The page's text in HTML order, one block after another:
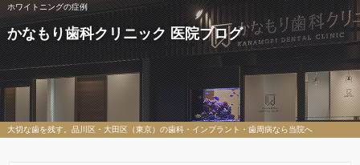
ホワイトニングの症例
かなもり歯科クリニック 医院ブログ
大切な歯を残す。品川区・大田区（東京）の歯科・インプラント・歯周病なら当院へ